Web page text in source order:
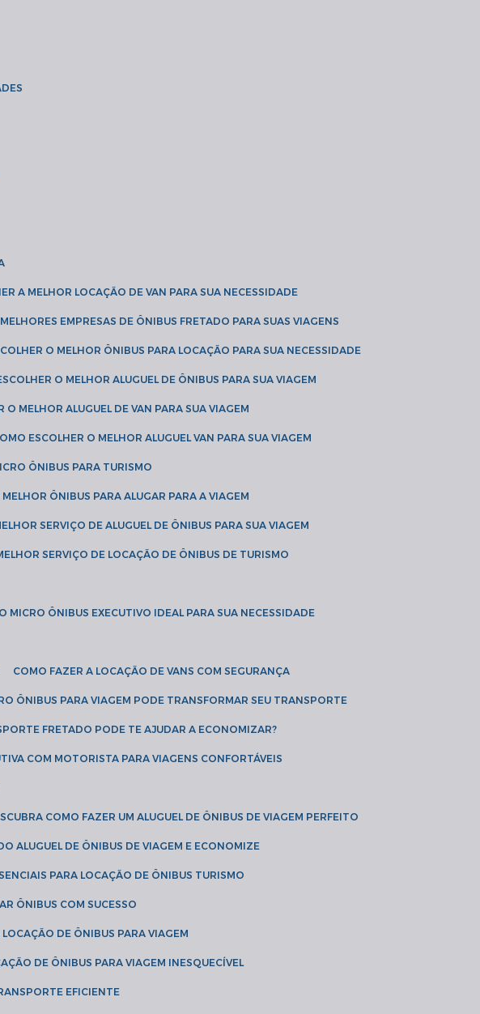
A MELHOR LOCAÇÃO DE VAN PARA SUA NECESSIDADE
MELHORES EMPRESAS DE ÔNIBUS FRETADO PARA SUAS VIAGENS
O MELHOR ÔNIBUS PARA LOCAÇÃO PARA SUA NECESSIDADE
O MELHOR ALUGUEL DE ÔNIBUS PARA SUA VIAGEM
O MELHOR ALUGUEL DE VAN PARA SUA VIAGEM
COMO ESCOLHER O MELHOR ALUGUEL VAN PARA SUA VIAGEM
ÔNIBUS PARA TURISMO
MELHOR ÔNIBUS PARA ALUGAR PARA A VIAGEM
SERVIÇO DE ALUGUEL DE ÔNIBUS PARA SUA VIAGEM
SERVIÇO DE LOCAÇÃO DE ÔNIBUS DE TURISMO
O MICRO ÔNIBUS EXECUTIVO IDEAL PARA SUA NECESSIDADE
COMO FAZER A LOCAÇÃO DE VANS COM SEGURANÇA
ÔNIBUS PARA VIAGEM PODE TRANSFORMAR SEU TRANSPORTE
FRETADO PODE TE AJUDAR A ECONOMIZAR?
COM MOTORISTA PARA VIAGENS CONFORTÁVEIS
COMO FAZER UM ALUGUEL DE ÔNIBUS DE VIAGEM PERFEITO
DO ALUGUEL DE ÔNIBUS DE VIAGEM E ECONOMIZE
PARA LOCAÇÃO DE ÔNIBUS TURISMO
ÔNIBUS COM SUCESSO
LOCAÇÃO DE ÔNIBUS PARA VIAGEM
DE ÔNIBUS PARA VIAGEM INESQUECÍVEL
EFICIENTE